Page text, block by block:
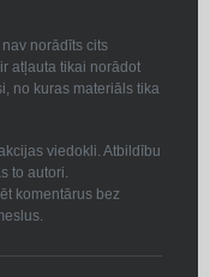
norādīts cits
atļauta tikai norādot
no kuras materiāls tika
viedokli. Atbildību
to autori.
komentārus bez